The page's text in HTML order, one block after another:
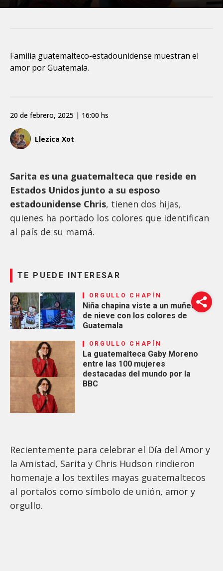
Familia guatemalteco-estadounidense muestran el
amor por Guatemala.
Llezica Xot
20 de febrero, 2025 | 16:00 hs
Sarita es una guatemalteca que reside en
Estados Unidos junto a su esposo
estadounidense Chris, tienen dos hijas,
quienes ha portado los colores que identifican
al país de su mamá.
TE PUEDE INTERESAR
ORGULLO CHAPÍN
Niña chapina viste a un muñeco
de nieve con los colores de
Guatemala
ORGULLO CHAPÍN
La guatemalteca Gaby Moreno
entre las 100 mujeres
destacadas del mundo por la
BBC
Recientemente para celebrar el Día del Amor y
la Amistad, Sarita y Chris Hudson rindieron
homenaje a los textiles mayas guatemaltecos
al portalos como símbolo de unión, amor y
orgullo.